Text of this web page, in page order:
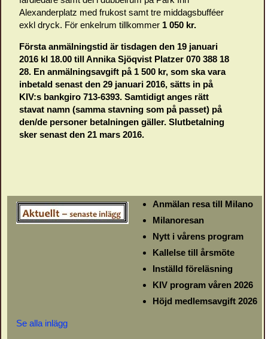
Alexanderplatz med frukost samt tre middagsbufféer
exkl dryck. För enkelrum tillkommer 1 050 kr.
Första anmälningstid är tisdagen den 19 januari
2016 kl 18.00 till Annika Sjöqvist Platzer 070 388 18
28. En anmälningsavgift på 1 500 kr, som ska vara
inbetald senast den 29 januari 2016, sätts in på
KIV:s bankgiro 713-6393. Samtidigt anges rätt
stavat namn (samma stavning som på passet) på
den/de personer betalningen gäller. Slutbetalning
sker senast den 21 mars 2016.
Anmälan resa till Milano
Milanoresan
Nytt i vårens program
Kallelse till årsmöte
Inställd föreläsning
KIV program våren 2026
Höjd medlemsavgift 2026
Se alla inlägg